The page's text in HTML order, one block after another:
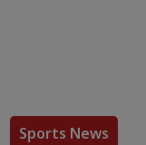
Sports News